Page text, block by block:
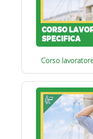
Corso lavoratore